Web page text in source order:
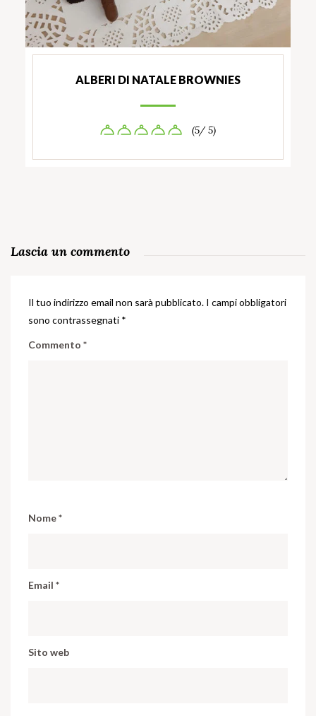
ALBERI DI NATALE BROWNIES
(5/ 5)
Lascia un commento
Il tuo indirizzo email non sarà pubblicato. I campi obbligatori
sono contrassegnati *
Commento *
Nome*
Email *
Sito web